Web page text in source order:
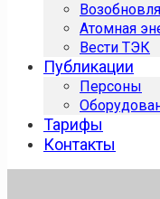
Атомная
Вести ТЭК
Публикации
Персоны
Тарифы
Контакты